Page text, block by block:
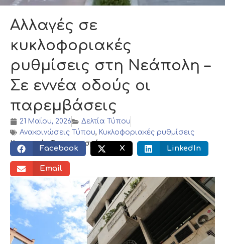
Αλλαγές σε
κυκλοφοριακές
ρυθμίσεις στη Νεάπολη –
Σε εννέα οδούς οι
παρεμβάσεις
21 Μαΐου, 2026
Δελτία Τύπου
Ανακοινώσεις Τύπου, Κυκλοφοριακές ρυθμίσεις
Κοινωνικός διαμοιρασμός:
Facebook X LinkedIn
Email